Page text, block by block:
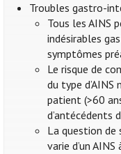
Troubles gastro-
Tous les AINS
indésirables
symptômes
Le risque de
du type
patient (>60
d’antécédents
La question de
varie d’un